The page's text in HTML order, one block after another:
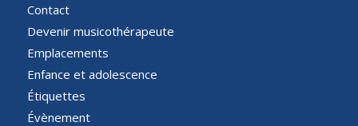
Contact
Devenir musicothérapeute
Emplacements
Enfance et adolescence
Étiquettes
Évènement